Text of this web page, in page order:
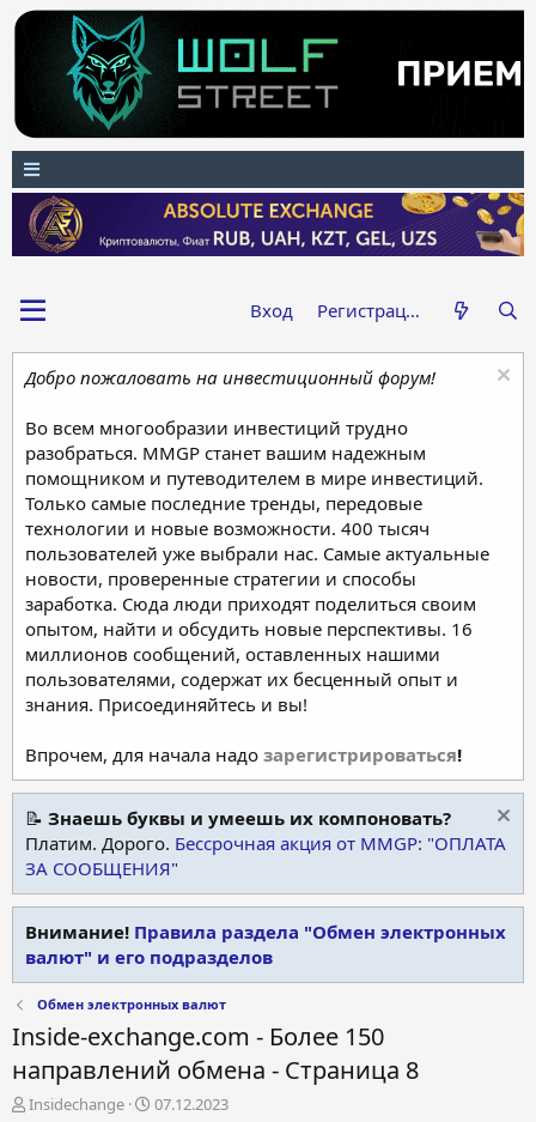
Вход Регистрация
Добро пожаловать на инвестиционный форум!
Во всем многообразии инвестиций трудно
разобраться. MMGP станет вашим надежным
помощником и путеводителем в мире инвестиций.
Только самые последние тренды, передовые
технологии и новые возможности. 400 тысяч
пользователей уже выбрали нас. Самые актуальные
новости, проверенные стратегии и способы
заработка. Сюда люди приходят поделиться своим
опытом, найти и обсудить новые перспективы. 16
миллионов сообщений, оставленных нашими
пользователями, содержат их бесценный опыт и
знания. Присоединяйтесь и вы!
Впрочем, для начала надо зарегистрироваться!
📝 Знаешь буквы и умеешь их компоновать?
Платим. Дорого. Бессрочная акция от MMGP: "ОПЛАТА
ЗА СООБЩЕНИЯ"
Внимание! Правила раздела "Обмен электронных
валют" и его подразделов
Обмен электронных валют
Inside-exchange.com - Более 150
направлений обмена - Страница 8
А
Insidechange
Д
07.12.2023